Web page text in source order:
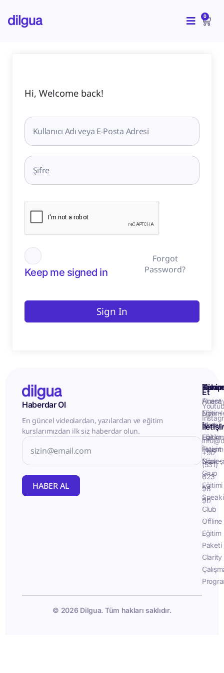
atla
0
Hi, Welcome back!
Keep me signed in
Forgot
Password?
Sign In
Haberdar Ol
En güncel videolardan, yazılardan ve eğitim
kurslarımızdan ilk siz haberdar olun.
HABER AL
İletişim
Fluent
Now -
Birebir
Eğitim
Fluent
Now -
Grup
Eğitimi
Club
Offline
Eğitim
Paketi
Clarity
Takip
Et
+90
(531)
623
98
90
© 2026 Dilgua. Tüm hakları saklıdır.